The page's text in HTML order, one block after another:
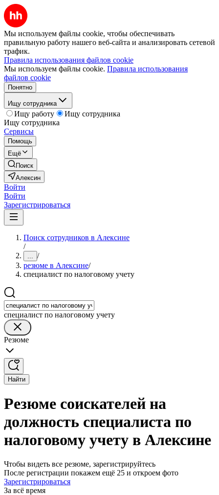
Мы используем файлы cookie, чтобы обеспечивать
правильную работу нашего веб-сайта и анализировать сетевой
трафик.
Правила использования файлов cookie
Мы используем файлы cookie. Правила использования
файлов cookie
Понятно
Ищу сотрудника
Ищу работу
Ищу сотрудника
Ищу сотрудника
Сервисы
Помощь
Ещё
Поиск
Алексин
Войти
Войти
Зарегистрироваться
Поиск сотрудников в Алексине
/
... /
резюме в Алексине/
специалист по налоговому учету
специалист по налоговому учету
Резюме
Найти
Резюме соискателей на
должность специалиста по
налоговому учету в Алексине
Чтобы видеть все резюме, зарегистрируйтесь
После регистрации покажем ещё 25 и откроем фото
Зарегистрироваться
За всё время